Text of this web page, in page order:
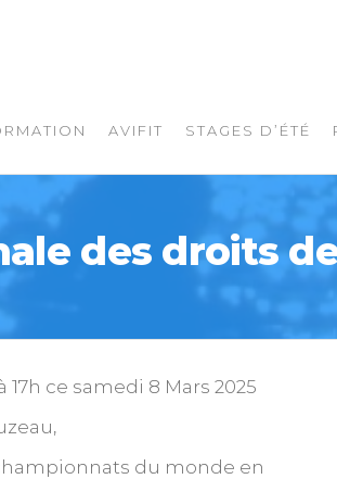
AVIFIT STAGES D’ÉTÉ
des droits
ce samedi 8 Mars 2025
du monde en